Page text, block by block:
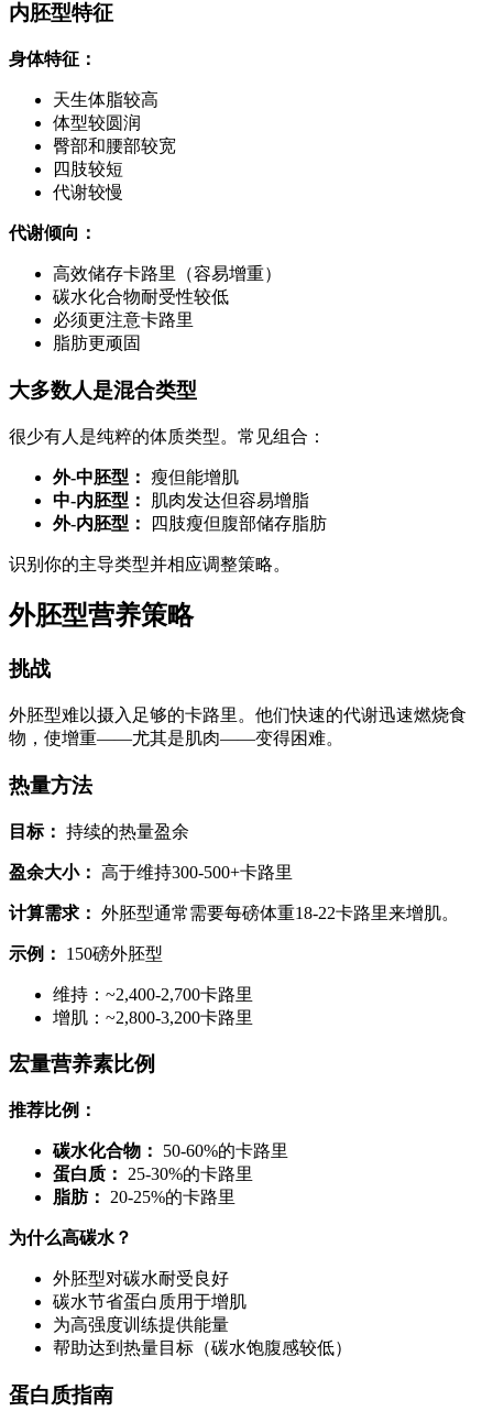
内胚型特征
身体特征：
天生体脂较高
体型较圆润
臀部和腰部较宽
四肢较短
代谢较慢
代谢倾向：
高效储存卡路里（容易增重）
碳水化合物耐受性较低
必须更注意卡路里
脂肪更顽固
大多数人是混合类型
很少有人是纯粹的体质类型。常见组合：
外-中胚型： 瘦但能增肌
中-内胚型：
肌肉发达但容易增脂
外-内胚型：
四肢瘦但腹部储存脂肪
识别你的主导类型并相应调整策略。
外胚型营养策略
挑战
外胚型难以摄入足够的卡路里。他们快速的代谢迅速燃烧食
物，使增重——尤其是肌肉——变得困难。
热量方法
目标： 持续的热量盈余
盈余大小： 高于维持300-500+卡路里
计算需求： 外胚型通常需要每磅体重18-22卡路里来增肌。
示例： 150磅外胚型
维持：~2,400-2,700卡路里
增肌：~2,800-3,200卡路里
宏量营养素比例
推荐比例：
碳水化合物：
50-60%的卡路里
蛋白质：
25-30%的卡路里
脂肪：
20-25%的卡路里
为什么高碳水？
外胚型对碳水耐受良好
碳水节省蛋白质用于增肌
为高强度训练提供能量
帮助达到热量目标（碳水饱腹感较低）
蛋白质指南